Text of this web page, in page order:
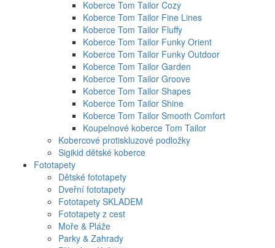
Koberce Tom Tailor Cozy
Koberce Tom Tailor Fine Lines
Koberce Tom Tailor Fluffy
Koberce Tom Tailor Funky Orient
Koberce Tom Tailor Funky Outdoor
Koberce Tom Tailor Garden
Koberce Tom Tailor Groove
Koberce Tom Tailor Shapes
Koberce Tom Tailor Shine
Koberce Tom Tailor Smooth Comfort
Koupelnové koberce Tom Tailor
Kobercové protiskluzové podložky
Sigikid dětské koberce
Fototapety
Dětské fototapety
Dveřní fototapety
Fototapety SKLADEM
Fototapety z cest
Moře & Pláže
Parky & Zahrady